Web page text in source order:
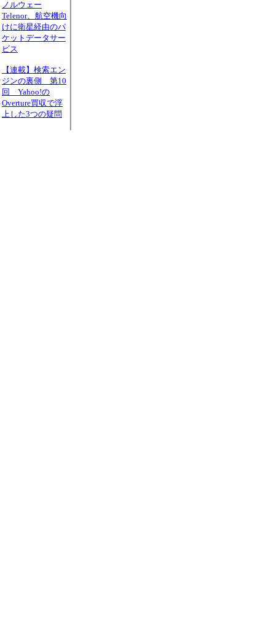
ノルウェー
Telenor、航空機向
けに衛星経由のパ
ケットデータサー
ビス
【連載】検索エン
ジンの裏側 第10
回 Yahoo!の
Overture買収で浮
上した3つの疑問